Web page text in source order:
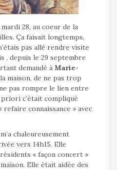
28, au coeur de la
Ça faisait longtemps,
pas allé rendre visite
, depuis le 29 septembre
demandé à Marie-
maison, de ne pas trop
pas rompre le lien entre
c’était compliqué
refaire connaissance » avec
chaleureusement
vers 14h15. Elle
« façon concert »
Elle était aidée des